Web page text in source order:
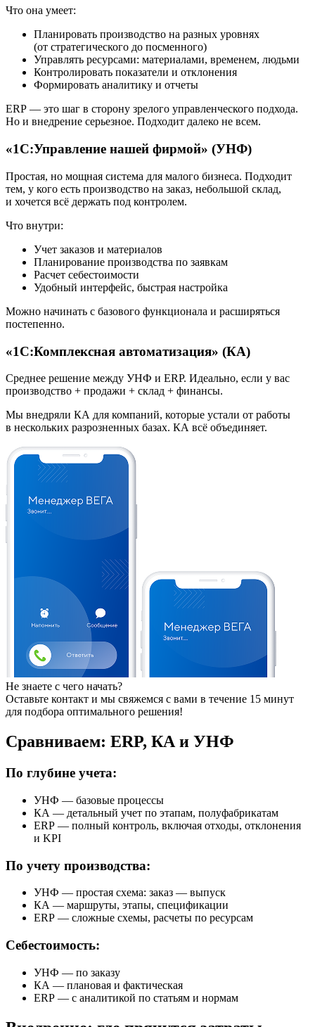
Что она умеет:
Планировать производство на разных уровнях
(от стратегического до посменного)
Управлять ресурсами: материалами, временем, людьми
Контролировать показатели и отклонения
Формировать аналитику и отчеты
ERP — это шаг в сторону зрелого управленческого подхода.
Но и внедрение серьезное. Подходит далеко не всем.
«1С:Управление нашей фирмой» (УНФ)
Простая, но мощная система для малого бизнеса. Подходит
тем, у кого есть производство на заказ, небольшой склад,
и хочется всё держать под контролем.
Что внутри:
Учет заказов и материалов
Планирование производства по заявкам
Расчет себестоимости
Удобный интерфейс, быстрая настройка
Можно начинать с базового функционала и расширяться
постепенно.
«1С:Комплексная автоматизация» (КА)
Среднее решение между УНФ и ERP. Идеально, если у вас
производство + продажи + склад + финансы.
Мы внедряли КА для компаний, которые устали от работы
в нескольких разрозненных базах. КА всё объединяет.
Не знаете с чего начать?
Оставьте контакт и мы свяжемся с вами в течение 15 минут
для подбора оптимального решения!
Сравниваем: ERP, КА и УНФ
По глубине учета:
УНФ — базовые процессы
КА — детальный учет по этапам, полуфабрикатам
ERP — полный контроль, включая отходы, отклонения
и KPI
По учету производства:
УНФ — простая схема: заказ — выпуск
КА — маршруты, этапы, спецификации
ERP — сложные схемы, расчеты по ресурсам
Себестоимость:
УНФ — по заказу
КА — плановая и фактическая
ERP — с аналитикой по статьям и нормам